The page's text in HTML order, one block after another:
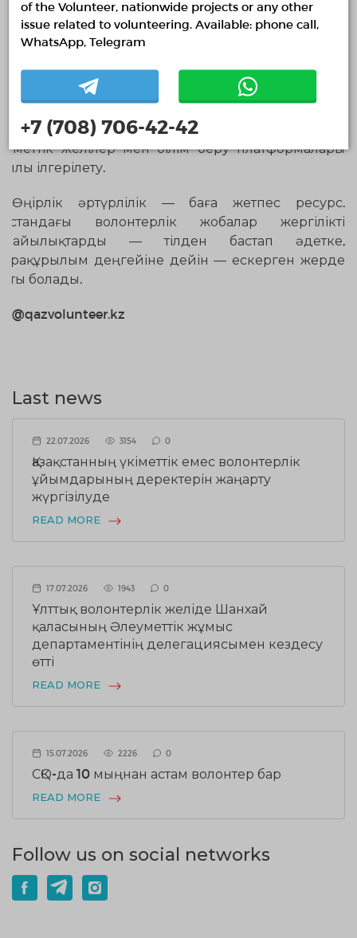
технологиялармен, психологиялық
жобалық қызметпен және адвокациямен
Мұнда жаңа буын бастамалары
онда волонтер — бұл үйлестіруші, курс
медиа-активист. Ерекшеліктері: қарқынды
тәлімгерлік, идеялар инкубаторлары,
желілер мен білім беру платформалары
ілгерілету.
Өңірлік әртүрлілік — баға жетпес ресурс.
волонтерлік жобалар жергілікті
— тілден бастап әдетке,
деңгейіне дейін — ескерген жерде
болады.
@qazvolunteer.kz
Last news
22.07.2026 3154 0
Қазақстанның үкіметтік емес волонтерлік
ұйымдарының деректерін жаңарту
жүргізілуде
READ MORE
17.07.2026 1943 0
Ұлттық волонтерлік желіде Шанхай
қаласының Әлеуметтік жұмыс
департаментінің делегациясымен кездесу
өтті
READ MORE
15.07.2026 2226 0
СҚО-да 10 мыңнан астам волонтер бар
READ MORE
Follow us on social networks
of the Volunteer, nationwide projects or any other
issue related to volunteering. Available: phone call,
WhatsApp, Telegram
+7 (708) 706-42-42